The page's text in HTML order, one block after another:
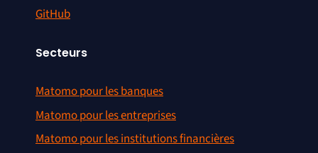
GitHub
Secteurs
Matomo pour les banques
Matomo pour les entreprises
Matomo pour les institutions financières